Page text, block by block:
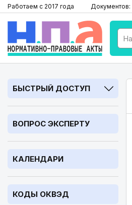
Работаем с 2017 года Документов:
БЫСТРЫЙ ДОСТУП
ВОПРОС ЭКСПЕРТУ
КАЛЕНДАРИ
КОДЫ ОКВЭД